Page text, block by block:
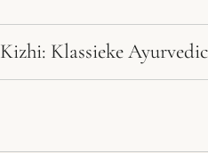
Kizhi: Klassieke